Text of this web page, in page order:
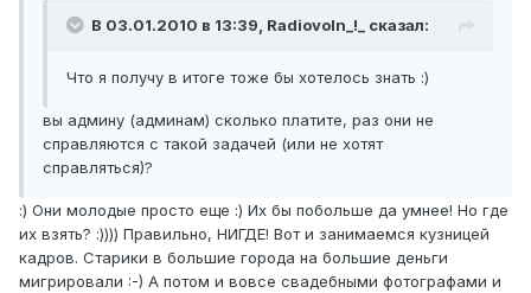
В 03.01.2010 в 13:39, Radiovoln_!_ сказал:
Что я получу в итоге тоже бы хотелось знать :)
вы админу (админам) сколько платите, раз они не
справляются с такой задачей (или не хотят
справляться)?
:) Они молодые просто еще :) Их бы побольше да умнее! Но где
их взять? :)))) Правильно, НИГДЕ! Вот и занимаемся кузницей
кадров. Старики в большие города на большие деньги
мигрировали :-) А потом и вовсе свадебными фотографами и